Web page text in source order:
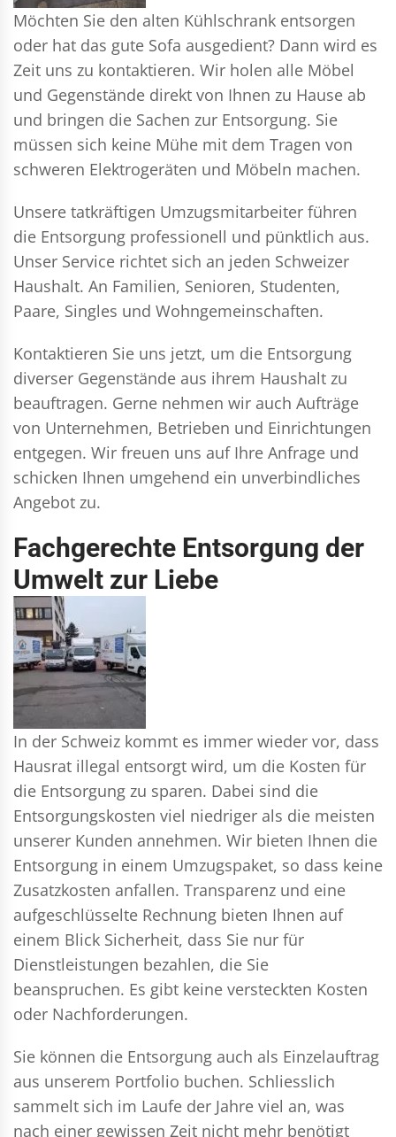
Möchten Sie den alten Kühlschrank entsorgen
oder hat das gute Sofa ausgedient? Dann wird es
Zeit uns zu kontaktieren. Wir holen alle Möbel
und Gegenstände direkt von Ihnen zu Hause ab
und bringen die Sachen zur Entsorgung. Sie
müssen sich keine Mühe mit dem Tragen von
schweren Elektrogeräten und Möbeln machen.
Unsere tatkräftigen Umzugsmitarbeiter führen
die Entsorgung professionell und pünktlich aus.
Unser Service richtet sich an jeden Schweizer
Haushalt. An Familien, Senioren, Studenten,
Paare, Singles und Wohngemeinschaften.
Kontaktieren Sie uns jetzt, um die Entsorgung
diverser Gegenstände aus ihrem Haushalt zu
beauftragen. Gerne nehmen wir auch Aufträge
von Unternehmen, Betrieben und Einrichtungen
entgegen. Wir freuen uns auf Ihre Anfrage und
schicken Ihnen umgehend ein unverbindliches
Angebot zu.
Fachgerechte Entsorgung der
Umwelt zur Liebe
In der Schweiz kommt es immer wieder vor, dass
Hausrat illegal entsorgt wird, um die Kosten für
die Entsorgung zu sparen. Dabei sind die
Entsorgungskosten viel niedriger als die meisten
unserer Kunden annehmen. Wir bieten Ihnen die
Entsorgung in einem Umzugspaket, so dass keine
Zusatzkosten anfallen. Transparenz und eine
aufgeschlüsselte Rechnung bieten Ihnen auf
einem Blick Sicherheit, dass Sie nur für
Dienstleistungen bezahlen, die Sie
beanspruchen. Es gibt keine versteckten Kosten
oder Nachforderungen.
Sie können die Entsorgung auch als Einzelauftrag
aus unserem Portfolio buchen. Schliesslich
sammelt sich im Laufe der Jahre viel an, was
nach einer gewissen Zeit nicht mehr benötigt